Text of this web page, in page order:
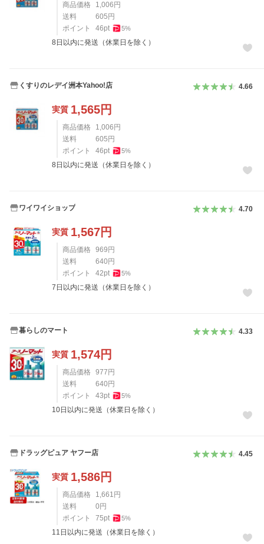
商品価格 1,006 円
送料
605 円
ポイント
46pt 5%
8日以内に発送（休業日を除く）
くすりのレデイ洲本Yahoo!店 4.66
実質 1,565円
商品価格 1,006 円
送料
605 円
ポイント
46pt 5%
8日以内に発送（休業日を除く）
ワイワイショップ 4.70
実質 1,567円
商品価格 969 円
送料
640 円
ポイント
42pt 5%
7日以内に発送（休業日を除く）
暮らしのマート 4.33
実質 1,574円
商品価格 977 円
送料
640 円
ポイント
43pt 5%
10日以内に発送（休業日を除く）
ドラッグピュア ヤフー店 4.45
実質 1,586円
商品価格 1,661 円
送料
0 円
ポイント
75pt 5%
11日以内に発送（休業日を除く）